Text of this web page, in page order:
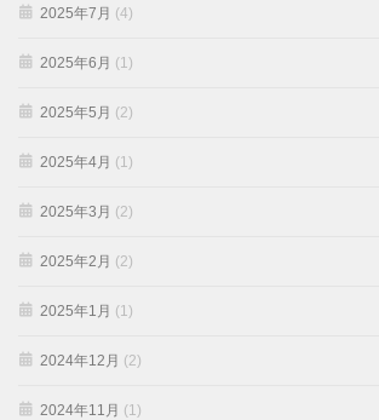
2025年7月 (4)
2025年6月 (1)
2025年5月 (2)
2025年4月 (1)
2025年3月 (2)
2025年2月 (2)
2025年1月 (1)
2024年12月 (2)
2024年11月 (1)